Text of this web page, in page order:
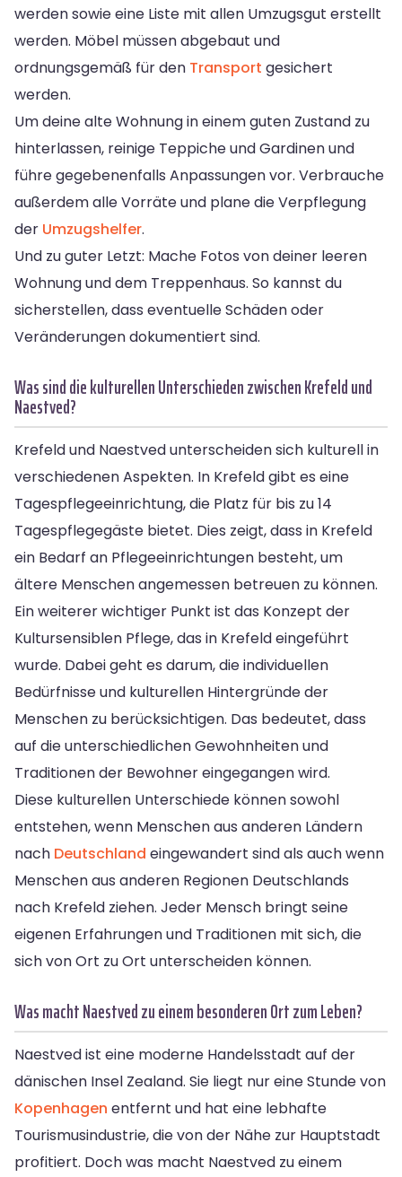
werden sowie eine Liste mit allen Umzugsgut erstellt
werden. Möbel müssen abgebaut und
ordnungsgemäß für den Transport gesichert
werden.
Um deine alte Wohnung in einem guten Zustand zu
hinterlassen, reinige Teppiche und Gardinen und
führe gegebenenfalls Anpassungen vor. Verbrauche
außerdem alle Vorräte und plane die Verpflegung
der Umzugshelfer.
Und zu guter Letzt: Mache Fotos von deiner leeren
Wohnung und dem Treppenhaus. So kannst du
sicherstellen, dass eventuelle Schäden oder
Veränderungen dokumentiert sind.
Was sind die kulturellen Unterschieden zwischen Krefeld und
Naestved?
Krefeld und Naestved unterscheiden sich kulturell in
verschiedenen Aspekten. In Krefeld gibt es eine
Tagespflegeeinrichtung, die Platz für bis zu 14
Tagespflegegäste bietet. Dies zeigt, dass in Krefeld
ein Bedarf an Pflegeeinrichtungen besteht, um
ältere Menschen angemessen betreuen zu können.
Ein weiterer wichtiger Punkt ist das Konzept der
Kultursensiblen Pflege, das in Krefeld eingeführt
wurde. Dabei geht es darum, die individuellen
Bedürfnisse und kulturellen Hintergründe der
Menschen zu berücksichtigen. Das bedeutet, dass
auf die unterschiedlichen Gewohnheiten und
Traditionen der Bewohner eingegangen wird.
Diese kulturellen Unterschiede können sowohl
entstehen, wenn Menschen aus anderen Ländern
nach Deutschland eingewandert sind als auch wenn
Menschen aus anderen Regionen Deutschlands
nach Krefeld ziehen. Jeder Mensch bringt seine
eigenen Erfahrungen und Traditionen mit sich, die
sich von Ort zu Ort unterscheiden können.
Was macht Naestved zu einem besonderen Ort zum Leben?
Naestved ist eine moderne Handelsstadt auf der
dänischen Insel Zealand. Sie liegt nur eine Stunde von
Kopenhagen entfernt und hat eine lebhafte
Tourismusindustrie, die von der Nähe zur Hauptstadt
profitiert. Doch was macht Naestved zu einem